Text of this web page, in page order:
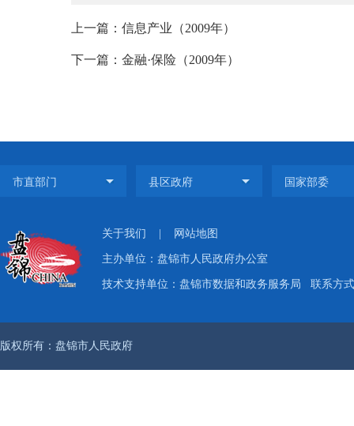
上一篇：信息产业（2009年）
下一篇：金融·保险（2009年）
关于我们 网站地图
主办单位：盘锦市人民政府办公室
技术支持单位：盘锦市数据和政务服务局 联系方
版权所有：盘锦市人民政府